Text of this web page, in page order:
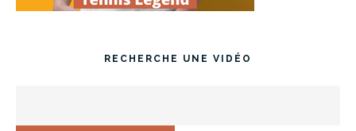
RECHERCHE UNE VIDÉO